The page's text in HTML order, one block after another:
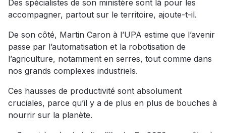
Des spécialistes de son ministère sont là pour les
accompagner, partout sur le territoire, ajoute-t-il.
De son côté, Martin Caron à l’UPA estime que l’avenir
passe par l’automatisation et la robotisation de
l’agriculture, notamment en serres, tout comme dans
nos grands complexes industriels.
Ces hausses de productivité sont absolument
cruciales, parce qu’il y a de plus en plus de bouches à
nourrir sur la planète.